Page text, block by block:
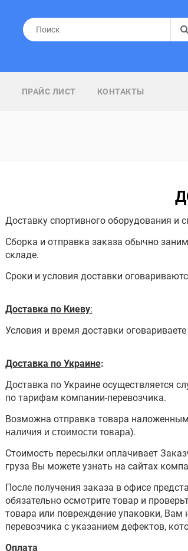
ПРАЙС ЛИСТ КОНТАКТЫ
Доставку спортивного оборудования и
Сборка и отправка заказа обычно
складе.
Сроки и условия доставки
Доставка по Киеву:
Условия и время доставки
Доставка по Украине:
Доставка по Украине осуществляется
по тарифам компании-перевозчика.
Возможна отправка товара
наличия и стоимости товара).
Стоимость пересылки оплачивает
груза Вы можете узнать на сайтах
После получения заказа в офисе
обязательно осмотрите товар и
товара или повреждение упаковки, Вам
перевозчика с указанием дефектов,
Оплата